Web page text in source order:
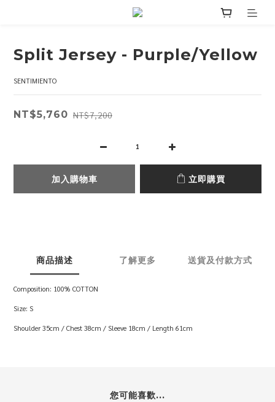
Split Jersey - Purple/Yellow
SENTIMIENTO
NT$5,760 NT$7,200
加入購物車 立即購買
商品描述 了解更多 送貨及付款方式
Composition: 100% COTTON
Size: S
Shoulder 35cm / Chest 38cm / Sleeve 18cm / Length 61cm
您可能喜歡...